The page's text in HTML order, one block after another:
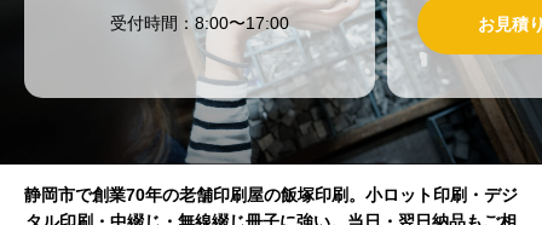
受付時間：8:00〜17:00 お見積
静岡市で創業70年の老舗印刷屋の飯塚印刷。小ロット印刷・デジ